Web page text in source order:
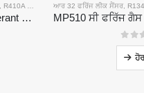
R410A ਫਰਿੱਜ ਫਰਿੱਜ INGE ਸੈਂਸਰ ,R454B ਫਰਿੱਜ
MH-441D NDIR Infrared Refrigerant Sensor | High Sensitivity | HVAC & Industrial Safety | Long Lifespan
ਆਰ 32 ਫਰਿੱਜ ਲੀਕ ਸੈਂਸਰ,
05